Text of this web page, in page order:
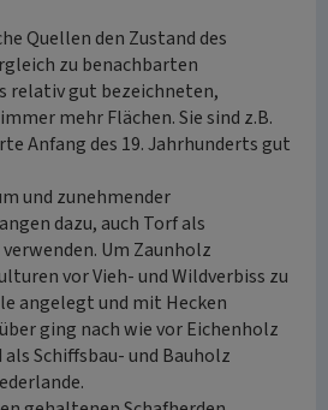
Quellen den Zustand des
zu benachbarten
relativ gut bezeichneten,
mehr Flächen. Sie sind z.B.
Anfang des 19. Jahrhunderts gut
und zunehmender
dazu, auch Torf als
Um Zaunholz
vor Vieh- und Wildverbiss zu
angelegt und mit Hecken
ging nach wie vor Eichenholz
Schiffsbau- und Bauholz